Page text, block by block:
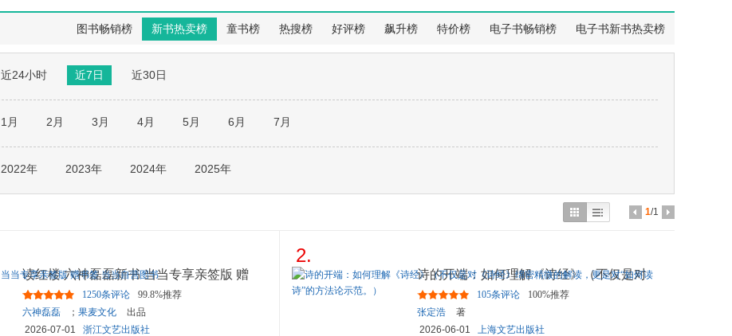
玩具
孕婴服饰
数码影音
图书畅销榜 新书热卖榜 童书榜 热搜榜 好评榜 飙升榜 特价榜 电子书畅销榜 电子书新书热卖榜
近24小时 近7日 近30日
1月 2月 3月 4月 5月 6月 7月
2022年 2023年 2024年 2025年
1/1
读红楼 六神磊磊新书 当当专享亲签版 赠
书签 当当自营图书
1250条评论
99.8%推荐
六神磊磊
； 果麦文化
出品
2026-07-01
浙江文艺出版社
2.
诗的开端：如何理解《诗经》（不仅是对
《诗经》绵密精微的解读，
105条评论
100%推荐
张定浩
著
2026-06-01
上海文艺出版社